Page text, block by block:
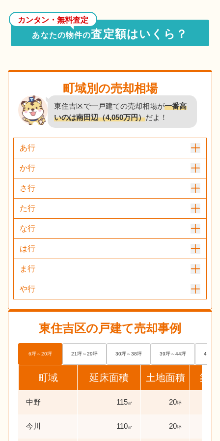
カンタン・無料査定
あなたの物件の査定額はいくら？
町域別の売却相場
東住吉区で一戸建ての売却相場が一番高
いのは南田辺（4,050万円）だよ！
あ行
か行
さ行
た行
な行
は行
ま行
や行
東住吉区の戸建て売却事例
6坪～20坪 21坪～29坪 30坪～38坪 39坪～44坪 45坪
町域 延床面積 土地面積 築
中野 115㎡ 20坪
今川 110㎡ 20坪